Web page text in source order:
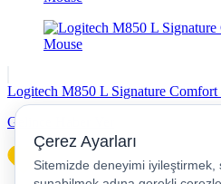
Logitech M850 L Signature Comfort
Gelince Haber Ver